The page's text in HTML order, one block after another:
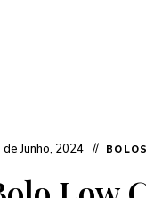
de Junho, 2024 BOLOS